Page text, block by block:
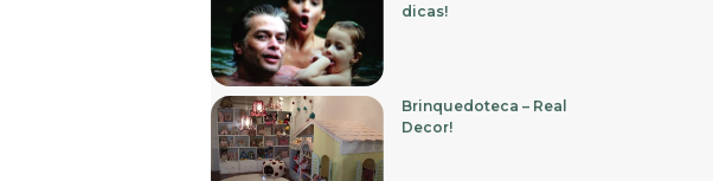
dicas!
Brinquedoteca – Real
Decor!